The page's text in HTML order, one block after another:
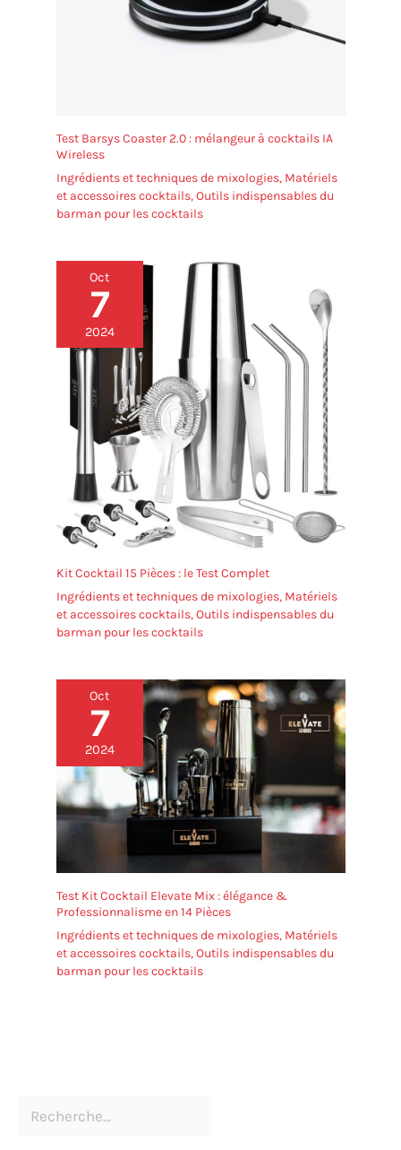
Test Barsys Coaster 2.0 : mélangeur à cocktails IA
Wireless
Ingrédients et techniques de mixologies, Matériels
et accessoires cocktails,Outils indispensables du
barman pour les cocktails
Oct
7
2024
Kit Cocktail 15 Pièces : le Test Complet
Ingrédients et techniques de mixologies, Matériels
et accessoires cocktails,Outils indispensables du
barman pour les cocktails
Oct
7
2024
Test Kit Cocktail Elevate Mix : élégance &
Professionnalisme en 14 Pièces
Ingrédients et techniques de mixologies, Matériels
et accessoires cocktails,Outils indispensables du
barman pour les cocktails